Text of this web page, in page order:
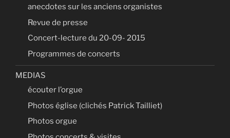
anecdotes sur les anciens organistes
Revue de presse
Concert-lecture du 20-09- 2015
Programmes de concerts
MEDIAS
écouter l’orgue
Photos église (clichés Patrick Tailliet)
Photos orgue